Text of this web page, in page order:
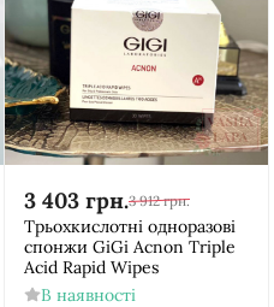
3 403 грн.3 912 грн.
Трьохкислотні одноразові
спонжи GiGi Acnon Triple
Acid Rapid Wipes
В наявності